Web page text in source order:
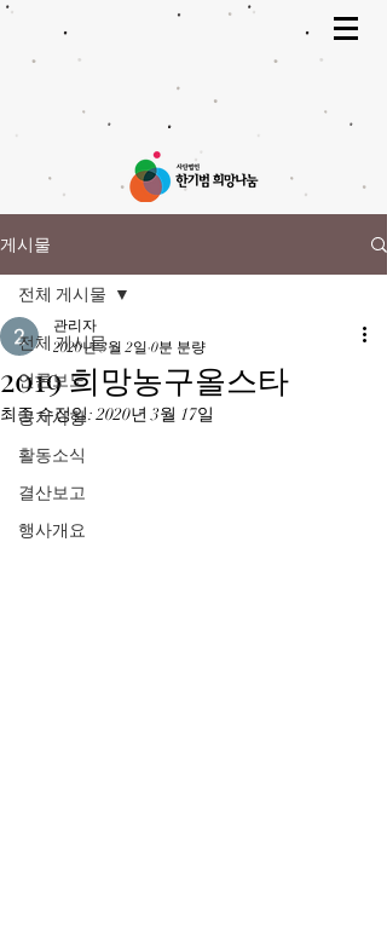
게시물
전체 게시물
언론보도
공지사항
활동소식
결산보고
행사개요
전체 게시물
2019 희망농구올스타
관리자
2020년 3월 2일 0분 분량
최종 수정일:2020년 3월 17일